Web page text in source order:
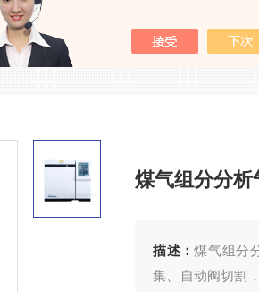
>GC-7600A煤气组分分析气相色谱仪
煤气组分分析
描述：煤气组分
集、自动阀切割